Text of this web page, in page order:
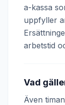
a-kassa
uppfyller
arbetstid
Vad
Även